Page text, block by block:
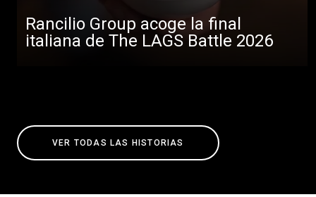
Rancilio Group acoge la final
italiana de The LAGS Battle 2026
VER TODAS LAS HISTORIAS